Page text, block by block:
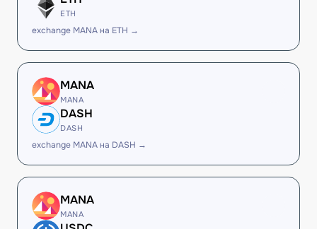
ETH
exchange MANA на ETH →
MANA
MANA
DASH
DASH
exchange MANA на DASH →
MANA
MANA